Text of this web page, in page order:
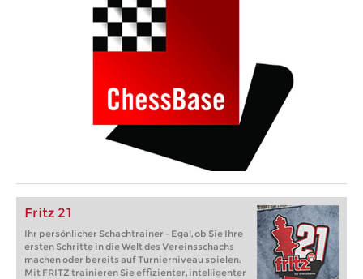
Fritz 21
Ihr persönlicher Schachtrainer - Egal, ob Sie Ihre
ersten Schritte in die Welt des Vereinsschachs
machen oder bereits auf Turnierniveau spielen:
Mit FRITZ trainieren Sie effizienter, intelligenter